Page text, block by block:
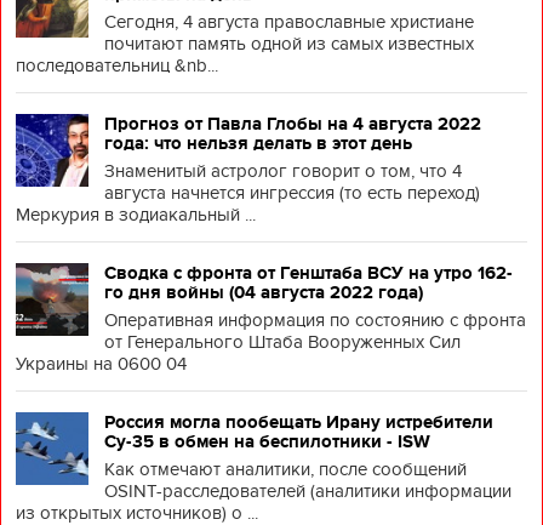
Сегодня, 4 августа православные христиане
почитают память одной из самых известных
последовательниц &nb...
Прогноз от Павла Глобы на 4 августа 2022
года: что нельзя делать в этот день
Знаменитый астролог говорит о том, что 4
августа начнется ингрессия (то есть переход)
Меркурия в зодиакальный ...
Сводка с фронта от Генштаба ВСУ на утро 162-
го дня войны (04 августа 2022 года)
Оперативная информация по состоянию с фронта
от Генерального Штаба Вооруженных Сил
Украины на 0600 04
Россия могла пообещать Ирану истребители
Су-35 в обмен на беспилотники - ISW
Как отмечают аналитики, после сообщений
OSINT-расследователей (аналитики информации
из открытых источников) о ...